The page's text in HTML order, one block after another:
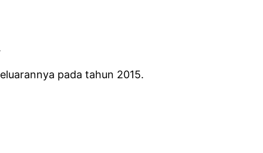
pada tahun 2015.